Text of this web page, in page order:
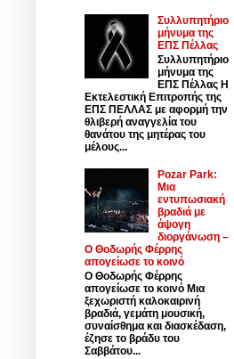
Συλλυπητήριο
μήνυμα της
ΕΠΣ Πέλλας
Συλλυπητήριο
μήνυμα της
ΕΠΣ Πέλλας Η
Εκτελεστική Επιτροπής της
ΕΠΣ ΠΕΛΛΑΣ με αφορμή την
θλιβερή αναγγελία του
θανάτου της μητέρας του
μέλους...
Pozar Park:
Μια
εντυπωσιακή
βραδιά με
άψογη
διοργάνωση –
Ο Θοδωρής Φέρρης
απογείωσε το κοινό
Ο Θοδωρής Φέρρης
απογείωσε το κοινό Μια
ξεχωριστή καλοκαιρινή
βραδιά, γεμάτη μουσική,
συναίσθημα και διασκέδαση,
έζησε το βράδυ του
Σαββάτου...